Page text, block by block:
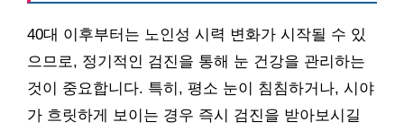
40대 이후부터는 노인성 시력 변화가 시작될 수 있
으므로, 정기적인 검진을 통해 눈 건강을 관리하는
것이 중요합니다. 특히, 평소 눈이 침침하거나, 시야
가 흐릿하게 보이는 경우 즉시 검진을 받아보시길